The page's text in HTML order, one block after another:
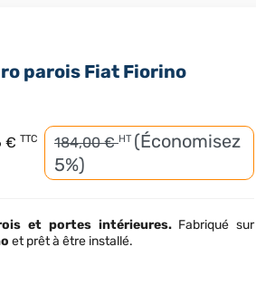
parois Fiat Fiorino
€ TTC 184,00 €HT (Économisez
5%)
et portes intérieures. Fabriqué sur
et prêt à être installé.